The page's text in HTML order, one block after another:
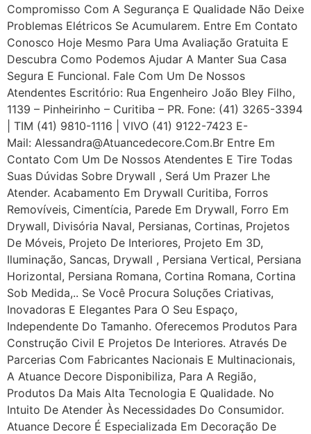
Compromisso Com A Segurança E Qualidade Não Deixe
Problemas Elétricos Se Acumularem. Entre Em Contato
Conosco Hoje Mesmo Para Uma Avaliação Gratuita E
Descubra Como Podemos Ajudar A Manter Sua Casa
Segura E Funcional. Fale Com Um De Nossos
Atendentes Escritório: Rua Engenheiro João Bley Filho,
1139 – Pinheirinho – Curitiba – PR. Fone: (41) 3265-3394
| TIM (41) 9810-1116 | VIVO (41) 9122-7423 E-
Mail: Alessandra@atuancedecore.com.br Entre Em
Contato Com Um De Nossos Atendentes E Tire Todas
Suas Dúvidas Sobre Drywall ‎, Será Um Prazer Lhe
Atender. Acabamento Em Drywall Curitiba, Forros
Removíveis, Cimentícia, Parede Em Drywall, Forro Em
Drywall, Divisória Naval, Persianas, Cortinas, Projetos
De Móveis, Projeto De Interiores, Projeto Em 3D,
Iluminação, Sancas, Drywall , Persiana Vertical, Persiana
Horizontal, Persiana Romana, Cortina Romana, Cortina
Sob Medida,.. Se Você Procura Soluções Criativas,
Inovadoras E Elegantes Para O Seu Espaço,
Independente Do Tamanho. Oferecemos Produtos Para
Construção Civil E Projetos De Interiores. Através De
Parcerias Com Fabricantes Nacionais E Multinacionais,
A Atuance Decore Disponibiliza, Para A Região,
Produtos Da Mais Alta Tecnologia E Qualidade. No
Intuito De Atender Às Necessidades Do Consumidor.
Atuance Decore É Especializada Em Decoração De